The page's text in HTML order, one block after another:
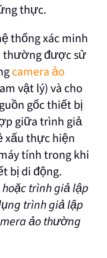
thực.
thống xác minh
thường được sử
camera ảo
vật lý) và cho
gốc thiết bị
giữa trình giả
xấu thực hiện
tính trong khi
bị di động.
trình giả lập
trình giả lập
ảo thường